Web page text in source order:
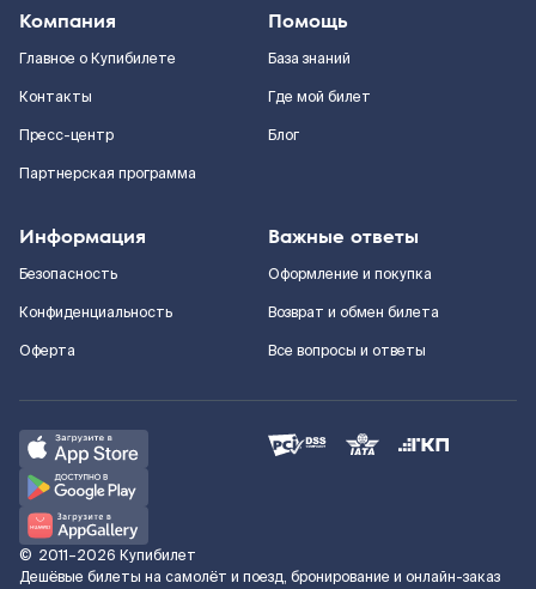
Компания
Главное о Купибилете
Контакты
Пресс-центр
Партнерская программа
Помощь
База знаний
Где мой билет
Блог
Информация
Безопасность
Конфиденциальность
Оферта
Важные ответы
Оформление и покупка
Возврат и обмен билета
Все вопросы и ответы
© 2011–2026 Купибилет
Дешёвые билеты на самолёт и поезд, бронирование и онлайн-заказ